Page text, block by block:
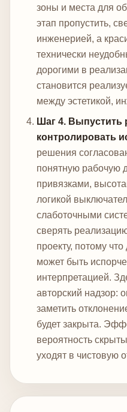
зоны и места для
этап пропустить,
инженерией, а
технически
дорогими в
становится
между эстетикой,
Шаг 4. Выпустить
контролировать
решения
понятную рабочую
привязками,
логикой
слаботочными
сверять
проекту, потому
может быть
интерпретацией.
авторский надзор:
заметить
будет закрыта.
вероятность
уходят в чистовую